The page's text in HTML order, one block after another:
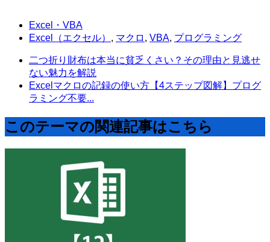
Excel・VBA
Excel（エクセル） , マクロ , VBA, プログラミング
二つ折り財布は本当に貧乏くさい？その理由と見逃せ
ない魅力を解説
Excelマクロの記録の使い方【4ステップ図解】プログ
ラミング不要...
このテーマの関連記事はこちら